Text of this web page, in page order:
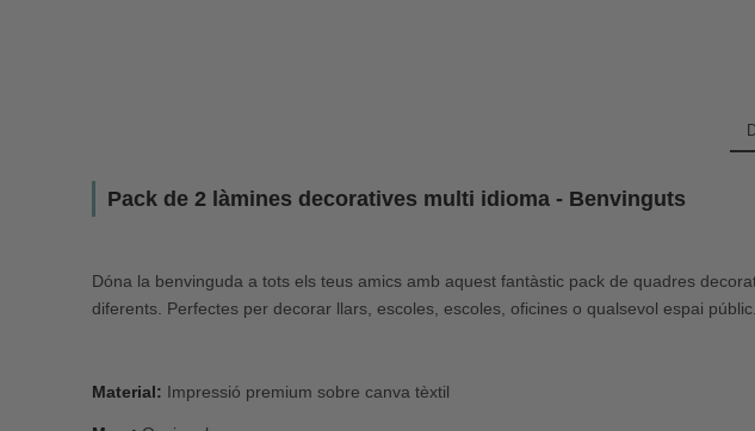
Pack de 2 làmines decoratives multi idioma - Benvinguts
Dóna la benvinguda a tots els teus amics amb aquest fantàstic pack de quadres
diferents. Perfectes per decorar llars, escoles, escoles, oficines o qualsevol espai
Material: Impressió premium sobre canva tèxtil